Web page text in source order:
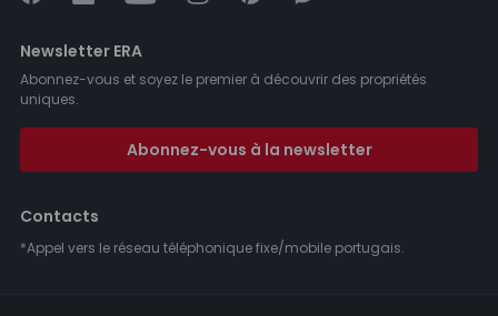
Newsletter ERA
Abonnez-vous et soyez le premier à découvrir des propriétés
uniques.
Abonnez-vous à la newsletter
Contacts
*Appel vers le réseau téléphonique fixe/mobile portugais.